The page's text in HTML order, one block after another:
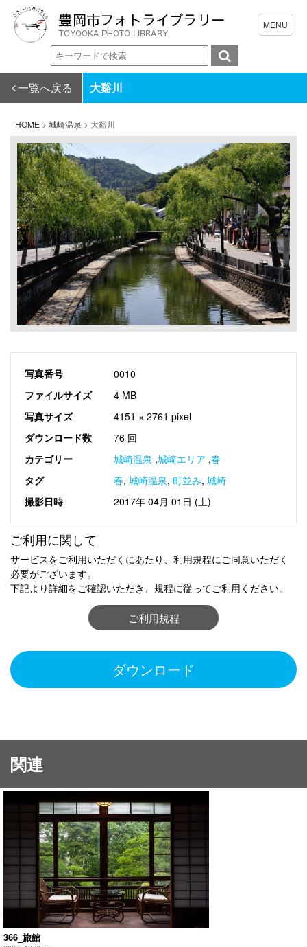
一覧へ戻る 大谿川
HOME > 城崎温泉 > 大谿川
写真番号
0010
ファイルサイズ
4 MB
写真サイズ
4151 × 2761 pixel
ダウンロード数
76 回
カテゴリー
城崎温泉 ,城崎エリア ,春
タグ
春, 城崎温泉, 町並み, 城崎
撮影日時
2017年 04月 01日 (土)
ご利用に関して
サービスをご利用いただくにあたり、利用規程にご同意いただく
必要がございます。
下記より詳細をご確認いただき、規程に従ってご利用ください。
ご利用規程
ダウンロード
関連
366_旅館